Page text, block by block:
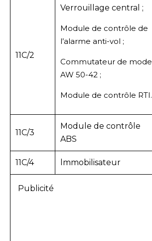
11C/2
Verrouillage central ;
Module de contrôle de
l’alarme anti-vol ;
Commutateur de mode
AW 50-42 ;
Module de contrôle RTI.
11C/3
Module de contrôle
ABS
11C/4 lmmobilisateur
Publicité